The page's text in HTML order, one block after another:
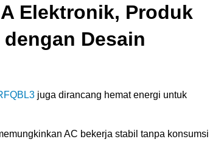
Elektronik, Produk
Desain
juga dirancang hemat energi untuk
AC bekerja stabil tanpa konsumsi